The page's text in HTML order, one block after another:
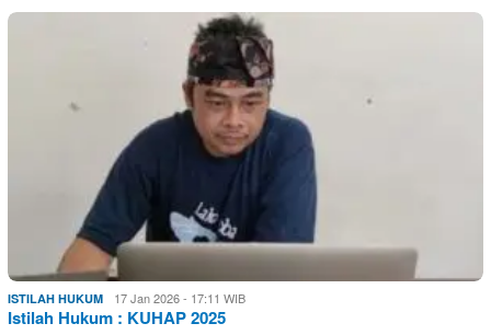
ISTILAH HUKUM 17 Jan 2026 - 17:11 WIB
Istilah Hukum : KUHAP 2025